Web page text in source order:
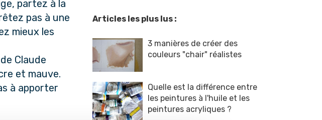
partez à la
pas à une
mieux les
Claude
et mauve.
à apporter
Articles les plus lus :
3 manières de créer des
couleurs "chair" réalistes
Quelle est la différence entre
les peintures à l'huile et les
peintures acryliques ?